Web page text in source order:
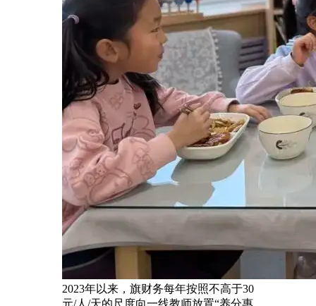
2023年以来，旗财务每年按照不高于30
元/人/天的尺度向一线教师放置“养分惠